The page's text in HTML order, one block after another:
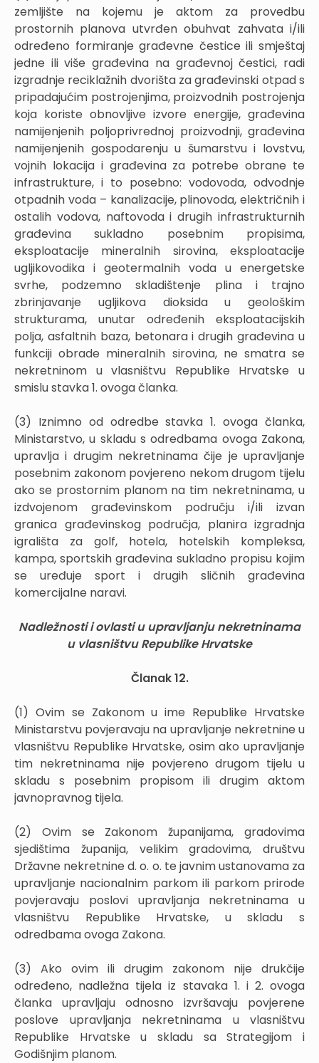
zemljište na kojemu je aktom za provedbu
prostornih planova utvrđen obuhvat zahvata i/ili
određeno formiranje građevne čestice ili smještaj
jedne ili više građevina na građevnoj čestici, radi
izgradnje reciklažnih dvorišta za građevinski otpad s
pripadajućim postrojenjima, proizvodnih postrojenja
koja koriste obnovljive izvore energije, građevina
namijenjenih poljoprivrednoj proizvodnji, građevina
namijenjenih gospodarenju u šumarstvu i lovstvu,
vojnih lokacija i građevina za potrebe obrane te
infrastrukture, i to posebno: vodovoda, odvodnje
otpadnih voda – kanalizacije, plinovoda, električnih i
ostalih vodova, naftovoda i drugih infrastrukturnih
građevina sukladno posebnim propisima,
eksploatacije mineralnih sirovina, eksploatacije
ugljikovodika i geotermalnih voda u energetske
svrhe, podzemno skladištenje plina i trajno
zbrinjavanje ugljikova dioksida u geološkim
strukturama, unutar određenih eksploatacijskih
polja, asfaltnih baza, betonara i drugih građevina u
funkciji obrade mineralnih sirovina, ne smatra se
nekretninom u vlasništvu Republike Hrvatske u
smislu stavka 1. ovoga članka.
(3) Iznimno od odredbe stavka 1. ovoga članka,
Ministarstvo, u skladu s odredbama ovoga Zakona,
upravlja i drugim nekretninama čije je upravljanje
posebnim zakonom povjereno nekom drugom tijelu
ako se prostornim planom na tim nekretninama, u
izdvojenom građevinskom području i/ili izvan
granica građevinskog područja, planira izgradnja
igrališta za golf, hotela, hotelskih kompleksa,
kampa, sportskih građevina sukladno propisu kojim
se uređuje sport i drugih sličnih građevina
komercijalne naravi.
Nadležnosti i ovlasti u upravljanju nekretninama
u vlasništvu Republike Hrvatske
Članak 12.
(1) Ovim se Zakonom u ime Republike Hrvatske
Ministarstvu povjeravaju na upravljanje nekretnine u
vlasništvu Republike Hrvatske, osim ako upravljanje
tim nekretninama nije povjereno drugom tijelu u
skladu s posebnim propisom ili drugim aktom
javnopravnog tijela.
(2) Ovim se Zakonom županijama, gradovima
sjedištima županija, velikim gradovima, društvu
Državne nekretnine d. o. o. te javnim ustanovama za
upravljanje nacionalnim parkom ili parkom prirode
povjeravaju poslovi upravljanja nekretninama u
vlasništvu Republike Hrvatske, u skladu s
odredbama ovoga Zakona.
(3) Ako ovim ili drugim zakonom nije drukčije
određeno, nadležna tijela iz stavaka 1. i 2. ovoga
članka upravljaju odnosno izvršavaju povjerene
poslove upravljanja nekretninama u vlasništvu
Republike Hrvatske u skladu sa Strategijom i
Godišnjim planom.